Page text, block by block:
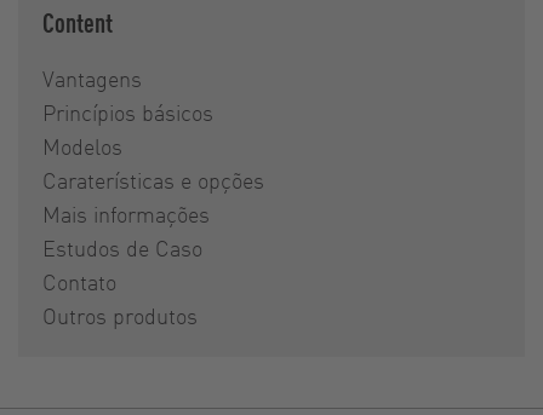
Content
Vantagens
Princípios básicos
Modelos
Caraterísticas e opções
Mais informações
Estudos de Caso
Contato
Outros produtos